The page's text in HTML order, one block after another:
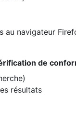
au navigateur
de
résultats